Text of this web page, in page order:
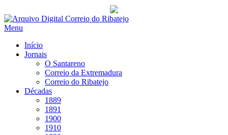
Saltar
para
Menu
Início
Jornais
O Santareno
Correio da Extremadura
Correio do Ribatejo
Décadas
1889
1891
1900
1910